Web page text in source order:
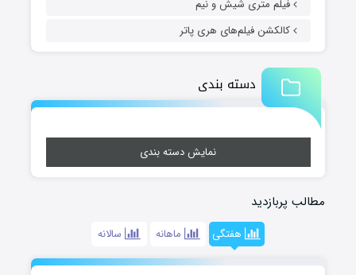
فیلم متری شیش و نیم
کالکشن فیلم‌های هری پاتر
دسته بندی
نمایش دسته بندی
مطالب پربازدید
هفتگی ماهانه سالانه